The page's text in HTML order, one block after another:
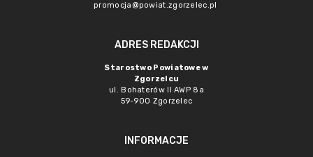
promocja@powiat.zgorzelec.pl
ADRES REDAKCJI
Starostwo Powiatowe w
Zgorzelcu
ul. Bohaterów II AWP 8a
59-900 Zgorzelec
INFORMACJE